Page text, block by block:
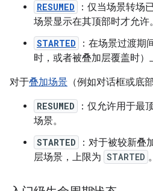
RESUMED
：仅当场景转场
场景显示在其顶部时才允许。
STARTED
：在场景过渡期
时，或者被叠加层覆盖时）
对于叠加场景 （例如对话框或底
RESUMED
：仅允许用于最
场景。
STARTED
：对于被较新叠
层场景，上限为 STARTED 。